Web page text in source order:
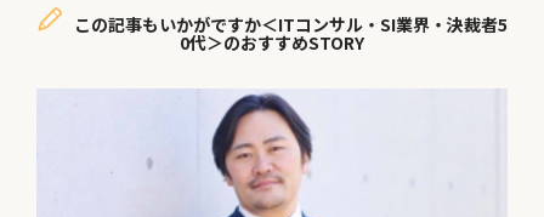
この記事もいかがですか＜ITコンサル・SI業界・決裁者5
0代＞のおすすめSTORY